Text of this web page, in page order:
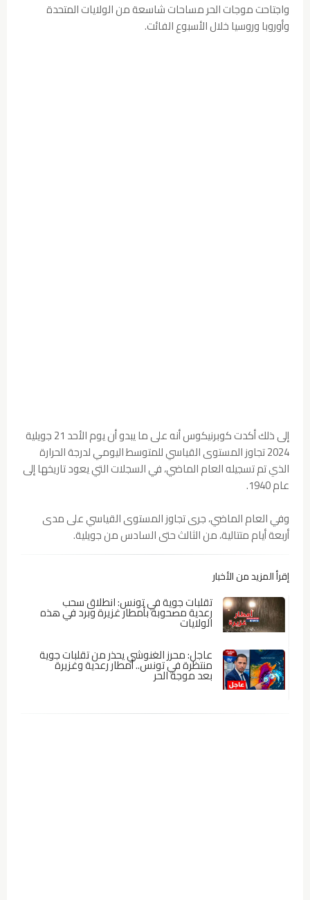
واجتاحت موجات الحر مساحات شاسعة من الولايات المتحدة
وأوروبا وروسيا خلال الأسبوع الفائت.
إلى ذلك أكدت كوبرنيكوس أنه على ما يبدو أن يوم الأحد 21 جويلية
2024 تجاوز المستوى القياسي للمتوسط اليومي لدرجة الحرارة
الذي تم تسجيله العام الماضي، في السجلات التي يعود تاريخها إلى
عام 1940.
وفي العام الماضي، جرى تجاوز المستوى القياسي على مدى
أربعة أيام متتالية، من الثالث حتى السادس من جويلية.
إقرأ المزيد من الأخبار
تقلبات جوية في تونس: انطلاق سحب
رعدية مصحوبة بأمطار غزيرة وبرد في هذه
الولايات
عاجل: محرز الغنوشي يحذر من تقلبات جوية
منتظرة في تونس.. أمطار رعدية وغزيرة
بعد موجة الحر